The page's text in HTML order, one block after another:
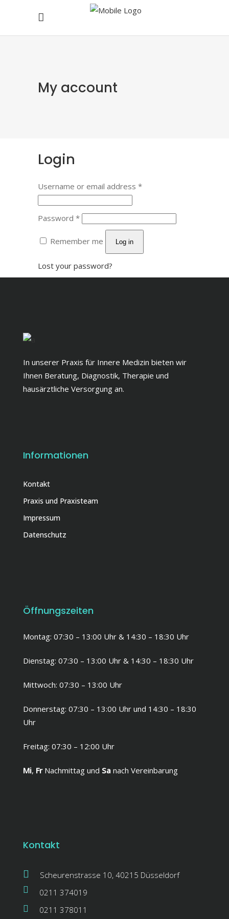
My account
Login
Username or email address *
Password *
Remember me Log in
Lost your password?
In unserer Praxis für Innere Medizin bieten wir
Ihnen Beratung, Diagnostik, Therapie und
hausärztliche Versorgung an.
Informationen
Kontakt
Praxis und Praxisteam
Impressum
Datenschutz
Öffnungszeiten
Montag: 07:30 – 13:00 Uhr & 14:30 – 18:30 Uhr
Dienstag: 07:30 – 13:00 Uhr & 14:30 – 18:30 Uhr
Mittwoch: 07:30 – 13:00 Uhr
Donnerstag: 07:30 – 13:00 Uhr und 14:30 – 18:30
Uhr
Freitag: 07:30 – 12:00 Uhr
Mi, FrNachmittag und Sa nach Vereinbarung
Kontakt
Scheurenstrasse 10, 40215 Düsseldorf
0211 374019
0211 378011